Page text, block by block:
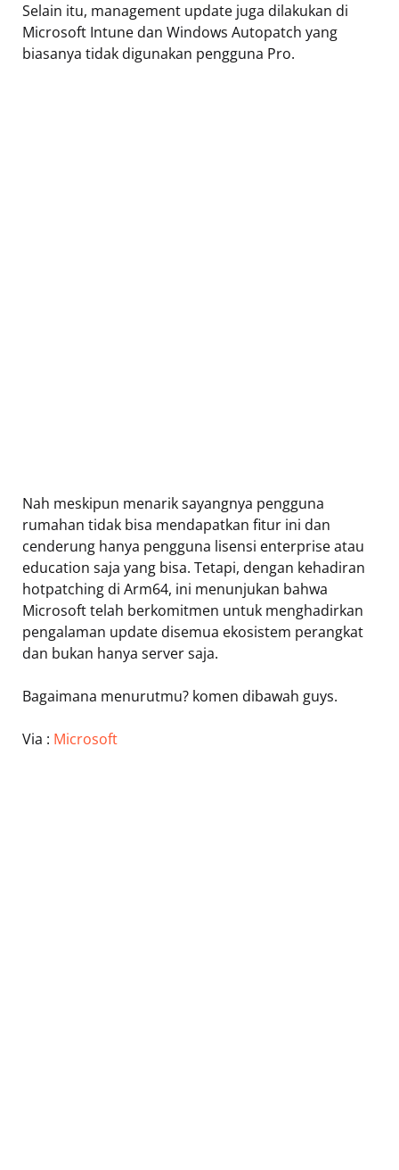
Selain itu, management update juga dilakukan di
Microsoft Intune dan Windows Autopatch yang
biasanya tidak digunakan pengguna Pro.
Nah meskipun menarik sayangnya pengguna
rumahan tidak bisa mendapatkan fitur ini dan
cenderung hanya pengguna lisensi enterprise atau
education saja yang bisa. Tetapi, dengan kehadiran
hotpatching di Arm64, ini menunjukan bahwa
Microsoft telah berkomitmen untuk menghadirkan
pengalaman update disemua ekosistem perangkat
dan bukan hanya server saja.
Bagaimana menurutmu? komen dibawah guys.
Via : Microsoft